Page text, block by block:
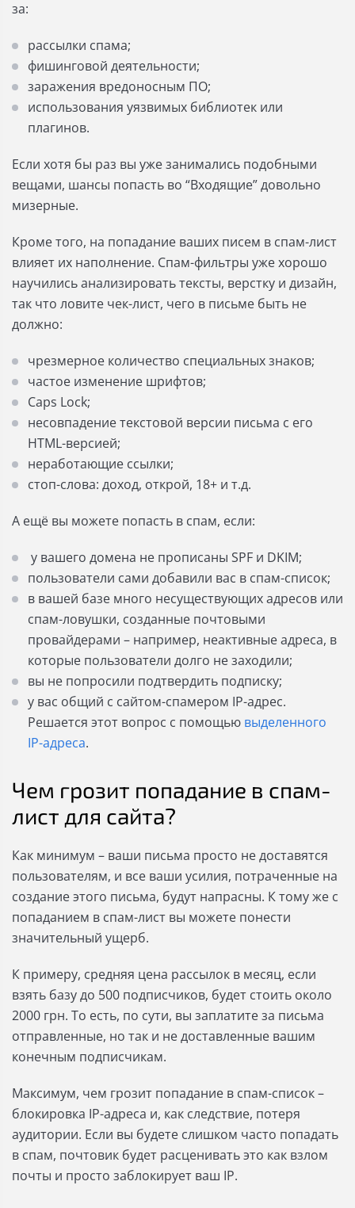
за:
рассылки спама;
фишинговой деятельности;
заражения вредоносным ПО;
использования уязвимых библиотек или
плагинов.
Если хотя бы раз вы уже занимались подобными
вещами, шансы попасть во “Входящие” довольно
мизерные.
Кроме того, на попадание ваших писем в спам-лист
влияет их наполнение. Спам-фильтры уже хорошо
научились анализировать тексты, верстку и дизайн,
так что ловите чек-лист, чего в письме быть не
должно:
чрезмерное количество специальных знаков;
частое изменение шрифтов;
Caps Lock;
несовпадение текстовой версии письма с его
HTML-версией;
неработающие ссылки;
стоп-слова: доход, открой, 18+ и т.д.
А ещё вы можете попасть в спам, если:
у вашего домена не прописаны SPF и DKIM;
пользователи сами добавили вас в спам-список;
в вашей базе много несуществующих адресов или
спам-ловушки, созданные почтовыми
провайдерами – например, неактивные адреса, в
которые пользователи долго не заходили;
вы не попросили подтвердить подписку;
у вас общий с сайтом-спамером IP-адрес.
Решается этот вопрос с помощью выделенного
IP-адреса.
Чем грозит попадание в спам-
лист для сайта?
Как минимум – ваши письма просто не доставятся
пользователям, и все ваши усилия, потраченные на
создание этого письма, будут напрасны. К тому же с
попаданием в спам-лист вы можете понести
значительный ущерб.
К примеру, средняя цена рассылок в месяц, если
взять базу до 500 подписчиков, будет стоить около
2000 грн. То есть, по сути, вы заплатите за письма
отправленные, но так и не доставленные вашим
конечным подписчикам.
Максимум, чем грозит попадание в спам-список –
блокировка IP-адреса и, как следствие, потеря
аудитории. Если вы будете слишком часто попадать
в спам, почтовик будет расценивать это как взлом
почты и просто заблокирует ваш IP.